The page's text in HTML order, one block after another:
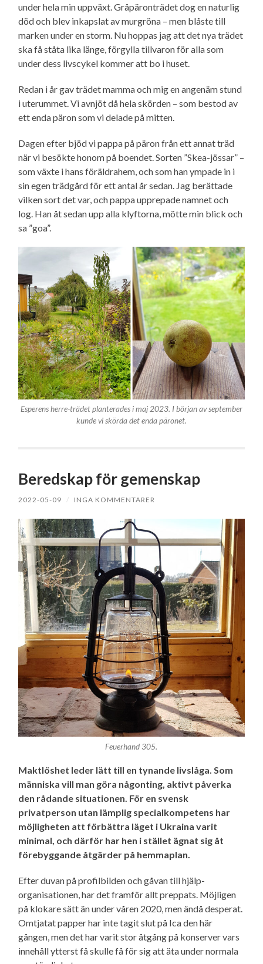
under hela min uppväxt. Gråpäronträdet dog en naturlig
död och blev inkapslat av murgröna – men blåste till
marken under en storm. Nu hoppas jag att det nya trädet
ska få ståta lika länge, förgylla tillvaron för alla som
under dess livscykel kommer att bo i huset.
Redan i år gav trädet mamma och mig en angenäm stund
i uterummet. Vi avnjöt då hela skörden – som bestod av
ett enda päron som vi delade på mitten.
Dagen efter bjöd vi pappa på päron från ett annat träd
när vi besökte honom på boendet. Sorten ”Skea-jössar” –
som växte i hans föräldrahem, och som han ympade in i
sin egen trädgård för ett antal år sedan. Jag berättade
vilken sort det var, och pappa upprepade namnet och
log. Han åt sedan upp alla klyftorna, mötte min blick och
sa ”goa”.
Esperens herre-trädet planterades i maj 2023. I början av september
kunde vi skörda det enda päronet.
Beredskap för gemenskap
2022-05-09 / INGA KOMMENTARER
Feuerhand 305.
Maktlöshet leder lätt till en tynande livslåga. Som
människa vill man göra någonting, aktivt påverka
den rådande situationen. För en svensk
privatperson utan lämplig special­kompetens har
möjligheten att förbättra läget i Ukraina varit
minimal, och därför har hen i stället ägnat sig åt
förebyggande åtgärder på hemmaplan.
Efter duvan på profilbilden och gåvan till hjälp­
organisationen, har det framför allt preppats. Möjligen
på klokare sätt än under våren 2020, men ändå desperat.
Omtjatat papper har inte tagit slut på Ica den här
gången, men det har varit stor åtgång på konserver vars
innehåll ytterst få skulle få för sig att äta under normala